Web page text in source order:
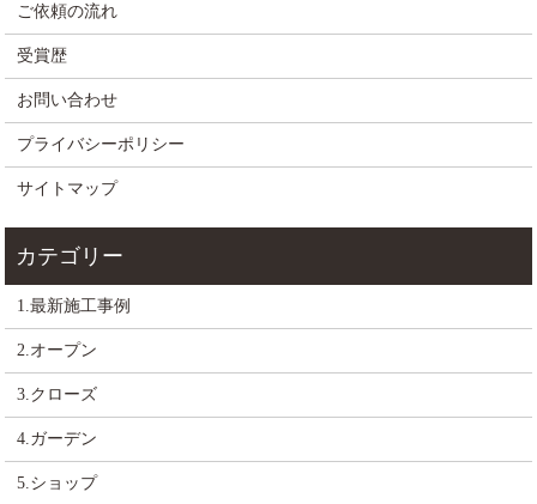
ご依頼の流れ
受賞歴
お問い合わせ
プライバシーポリシー
サイトマップ
1.最新施工事例
2.オープン
3.クローズ
4.ガーデン
5.ショップ